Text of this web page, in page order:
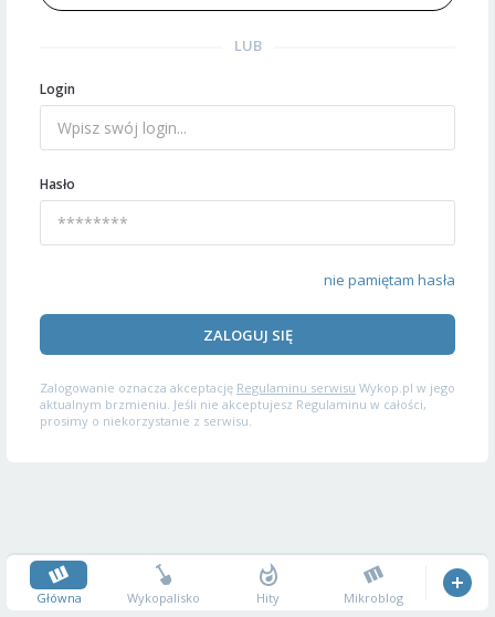
LUB
Login
Hasło
nie pamiętam hasła
ZALOGUJ SIĘ
Zalogowanie oznacza akceptację Regulaminu serwisu Wykop.pl w jego
aktualnym brzmieniu. Jeśli nie akceptujesz Regulaminu w całości,
prosimy o niekorzystanie z serwisu.
Główna Wykopalisko Hity Mikroblog